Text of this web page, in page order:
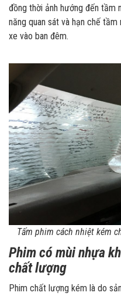
đồng thời ảnh hướng đến tầm
năng quan sát và hạn chế
xe vào ban đêm.
Tấm phim cách nhiệt kém
Phim có mùi nhựa
chất lượng
Phim chất lượng kém là do